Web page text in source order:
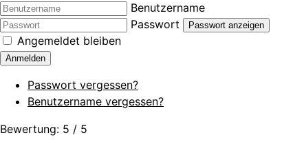
Benutzername
Passwort
Passwort anzeigen
Angemeldet bleiben
Anmelden
Passwort vergessen?
Benutzername vergessen?
Bewertung: 5 / 5